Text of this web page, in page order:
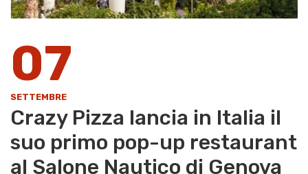
07
SETTEMBRE
​Crazy Pizza lancia in Italia il
suo primo pop-up restaurant
al Salone Nautico di Genova